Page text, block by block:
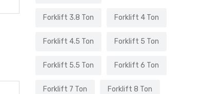
Forklift 3.8 Ton Forklift 4 Ton
Forklift 4.5 Ton Forklift 5 Ton
Forklift 5.5 Ton Forklift 6 Ton
Forklift 7 Ton Forklift 8 Ton